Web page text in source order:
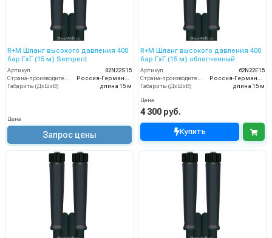
R+M Шланг высокого давления 400
бар ГхГ (15 м) Semperit
Артикул
82N22S15
Страна-производитель
Россия-Германия
Габариты (ДхШхВ)
длина 15 м
Цена
Запрос цены
R+M Шланг высокого давления 400
бар ГхГ (15 м) облегченный
Артикул
62N22E15
Страна-производитель
Россия-Германия
Габариты (ДхШхВ)
длина 15 м
Цена
4 300 руб.
Купить